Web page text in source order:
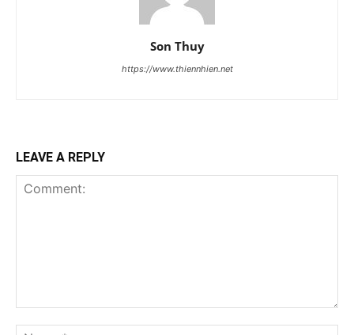
Son Thuy
https://www.thiennhien.net
LEAVE A REPLY